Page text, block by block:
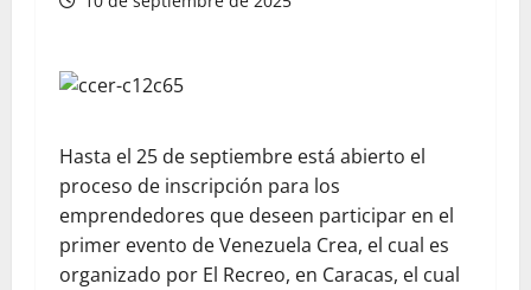
Hasta el 25 de septiembre está abierto el
proceso de inscripción para los
emprendedores que deseen participar en el
primer evento de Venezuela Crea, el cual es
organizado por El Recreo, en Caracas, el cual